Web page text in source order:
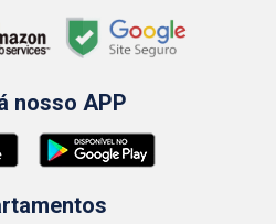
nosso APP